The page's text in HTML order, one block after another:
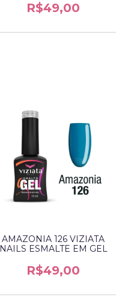
R$49,00
AMAZONIA 126 VIZIATA
NAILS ESMALTE EM GEL
R$49,00